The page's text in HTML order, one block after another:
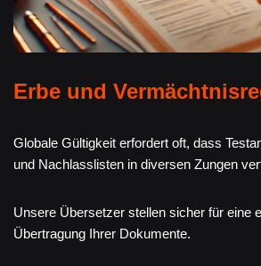
Erbe und
Globale Gültigkeit erfordert oft, dass
und Nachlasslisten in diversen Zungen
Unsere Übersetzer stellen sicher für eine
Übertragung Ihrer Dokumente.